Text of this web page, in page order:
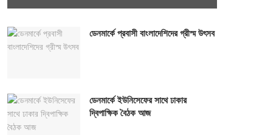
ডেনমার্কে প্রবাসী বাংলাদেশিদের গ্রীস্ম উৎসব
ডেনমার্কে ইউনিসেফের সাথে ঢাকার
দ্বিপাক্ষিক বৈঠক আজ